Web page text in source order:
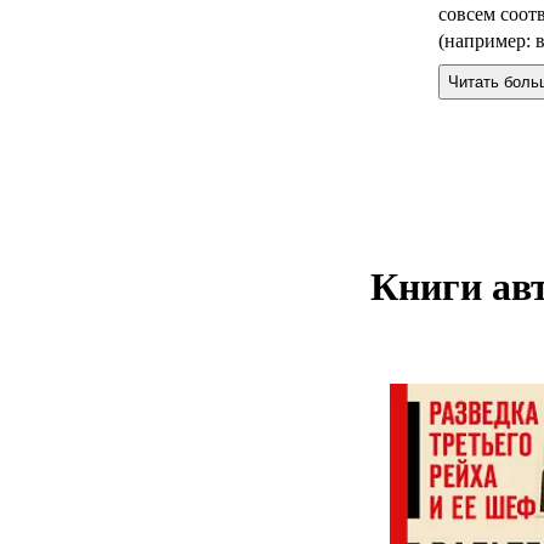
совсем
(например:
войны),
Читать
Книги